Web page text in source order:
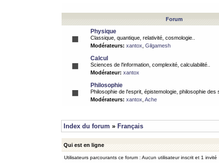
Forum
Physique
Classique, quantique, relativité, cosmologie..
Modérateurs: xantox Gilgamesh
Calcul
Sciences de l'information, complexité, calculabilité..
Modérateur: xantox
Philosophie
Philosophie de l'esprit, épistemologie, philosophie des
Modérateurs: xantox Ache
Index du forum » Français
Qui est en ligne
Utilisateurs parcourants ce forum : Aucun utilisateur inscrit et 1 invité